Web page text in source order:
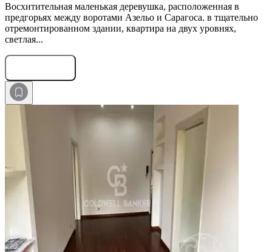
Восхитительная маленькая деревушка, расположенная в
предгорьях между воротами Азельо и Сарагоса. в тщательно
отремонтированном здании, квартира на двух уровнях,
светлая...